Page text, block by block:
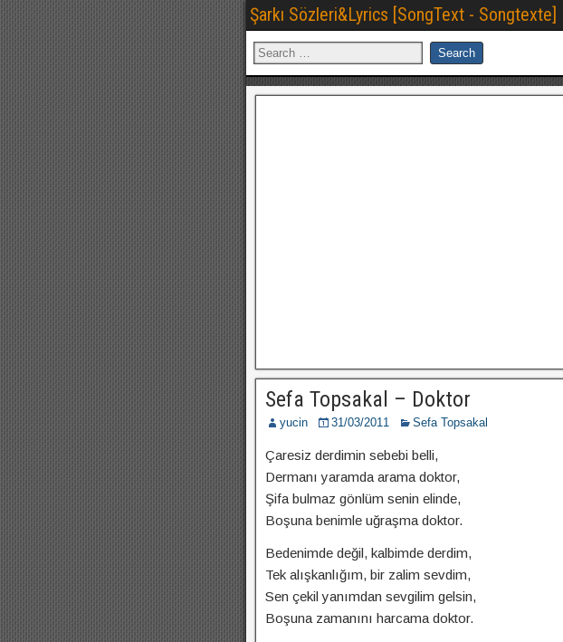
Şarkı Sözleri&Lyrics [SongText - Songtexte]
Sefa Topsakal – Doktor
yucin 31/03/2011 Sefa Topsakal
Çaresiz derdimin sebebi belli,
Dermanı yaramda arama doktor,
Şifa bulmaz gönlüm senin elinde,
Boşuna benimle uğraşma doktor.
Bedenimde değil, kalbimde derdim,
Tek alışkanlığım, bir zalim sevdim,
Sen çekil yanımdan sevgilim gelsin,
Boşuna zamanını harcama doktor.